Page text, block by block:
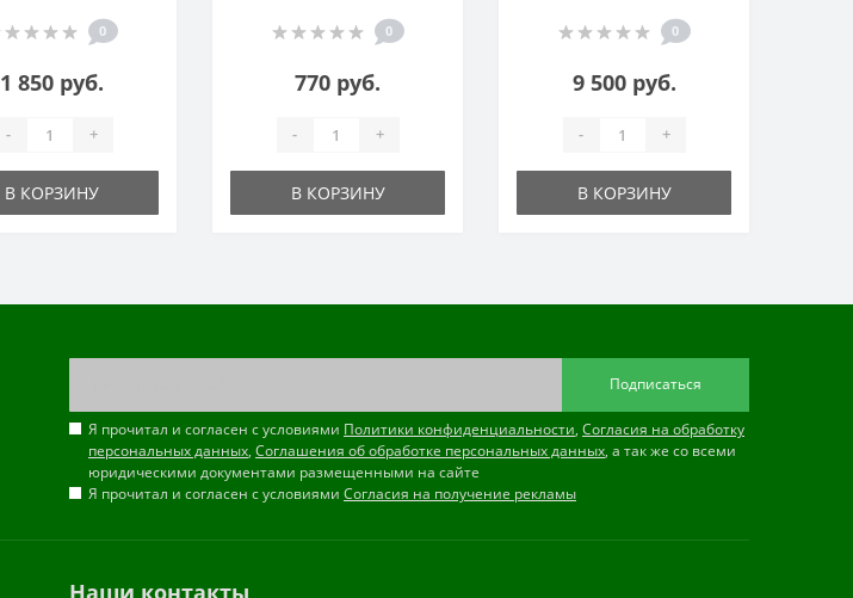
0
1 850 руб.
- +
В КОРЗИНУ
0
770 руб.
- +
В КОРЗИНУ
0
9 500 руб.
- +
В КОРЗИНУ
Подписаться
Я прочитал и согласен с условиями Политики конфиденциальности, Согласия на обработку
персональных данных, Соглашения об обработке персональных данных, а так же со всеми
юридическими документами размещенными на сайте
Я прочитал и согласен с условиями Согласия на получение рекламы
Наши контакты